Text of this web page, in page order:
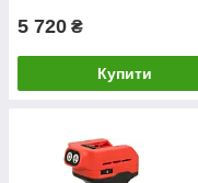
5 720 ₴
Купити